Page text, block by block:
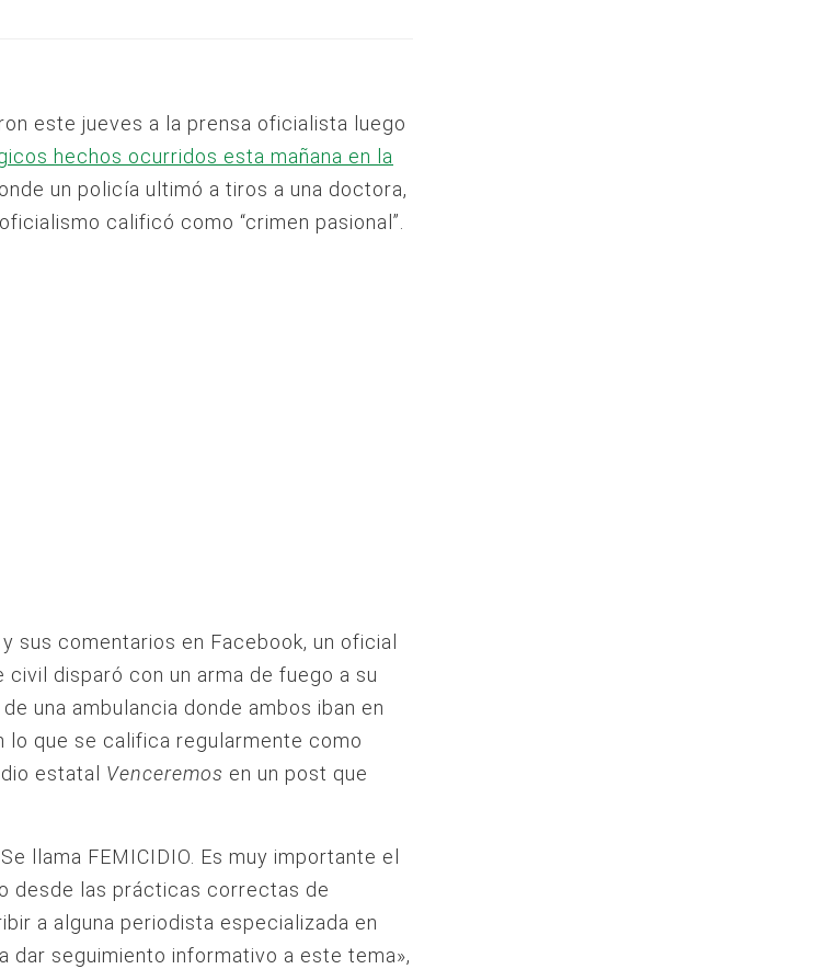
este jueves a la prensa oficialista luego
hechos ocurridos esta mañana en la
un policía ultimó a tiros a una doctora,
calificó como “crimen pasional”.
sus comentarios en Facebook, un oficial
disparó con un arma de fuego a su
una ambulancia donde ambos iban en
lo que se califica regularmente como
estatal Venceremos en un post que
llama FEMICIDIO. Es muy importante el
desde las prácticas correctas de
a alguna periodista especializada en
dar seguimiento informativo a este tema»,